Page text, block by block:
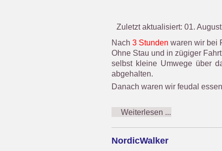
Zuletzt aktualisiert: 01.
Nach 3 Stunden waren wir bei
Ohne Stau und in zügiger
selbst kleine Umwege über
abgehalten.
Danach waren wir feudal
Weiterlesen ...
NordicWalker